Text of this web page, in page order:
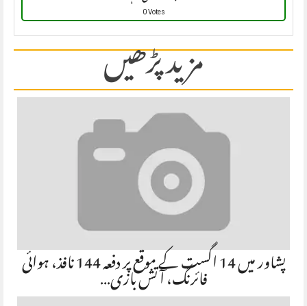
0 Votes
مزید پڑھیں
پشاور میں 14 اگست کے موقع پر دفعہ 144 نافذ، ہوائی فائرنگ، آتش بازی…